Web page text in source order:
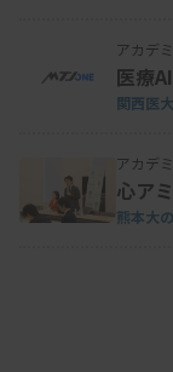
アカデ
医療
関西医
アカデ
心ア
熊本大